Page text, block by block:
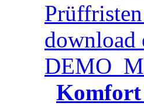
download
DEMO
Komfort